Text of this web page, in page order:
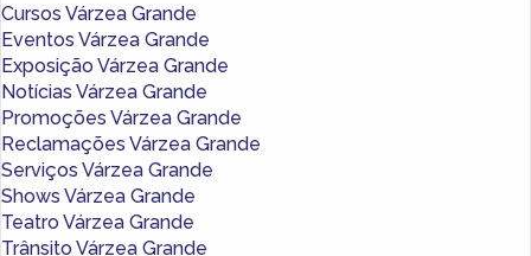
Cursos Várzea Grande
Eventos Várzea Grande
Exposição Várzea Grande
Notícias Várzea Grande
Promoções Várzea Grande
Reclamações Várzea Grande
Serviços Várzea Grande
Shows Várzea Grande
Teatro Várzea Grande
Trânsito Várzea Grande